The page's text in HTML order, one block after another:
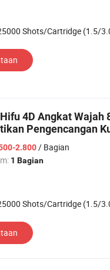
Shots/Cartridge (1.5/3.0/4.5/6.0/8.0/
4D Angkat
Pengencangan
2.800/ Bagian
1 Bagian
Shots/Cartridge (1.5/3.0/4.5/6.0/8.0/